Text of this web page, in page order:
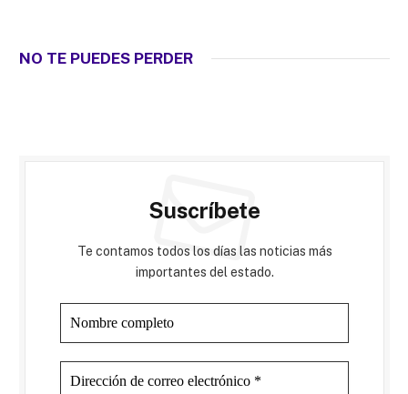
NO TE PUEDES PERDER
Suscríbete
Te contamos todos los días las noticias más
importantes del estado.